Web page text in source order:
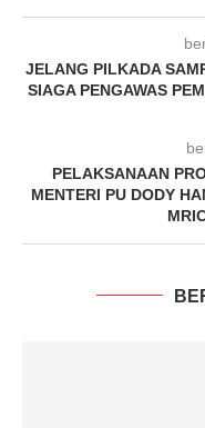
JELANG PILKADA
SIAGA PENGAWAS
PELAKSANAAN
MENTERI PU DODY